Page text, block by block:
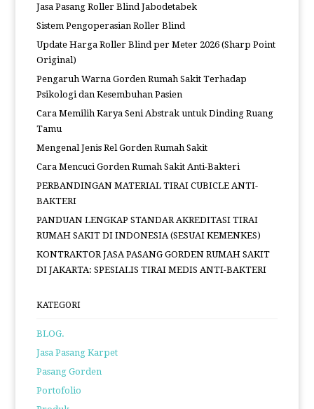
Jasa Pasang Roller Blind Jabodetabek
Sistem Pengoperasian Roller Blind
Update Harga Roller Blind per Meter 2026 (Sharp Point
Original)
Pengaruh Warna Gorden Rumah Sakit Terhadap
Psikologi dan Kesembuhan Pasien
Cara Memilih Karya Seni Abstrak untuk Dinding Ruang
Tamu
Mengenal Jenis Rel Gorden Rumah Sakit
Cara Mencuci Gorden Rumah Sakit Anti-Bakteri
PERBANDINGAN MATERIAL TIRAI CUBICLE ANTI-
BAKTERI
PANDUAN LENGKAP STANDAR AKREDITASI TIRAI
RUMAH SAKIT DI INDONESIA (SESUAI KEMENKES)
KONTRAKTOR JASA PASANG GORDEN RUMAH SAKIT
DI JAKARTA: SPESIALIS TIRAI MEDIS ANTI-BAKTERI
KATEGORI
BLOG.
Jasa Pasang Karpet
Pasang Gorden
Portofolio